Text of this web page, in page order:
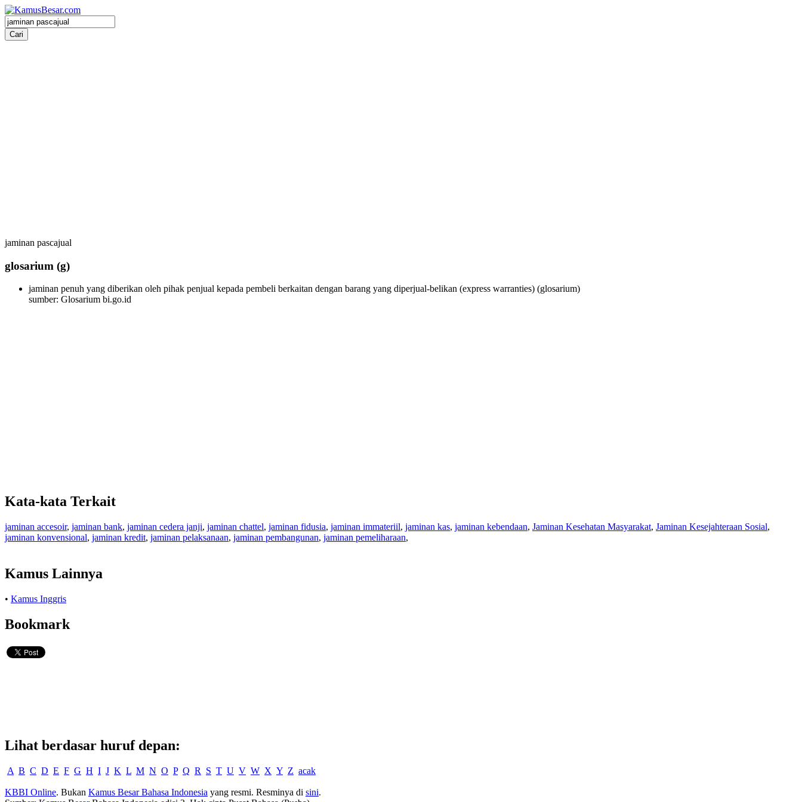
jaminan pascajual
glosarium (g)
jaminan penuh yang diberikan oleh pihak penjual kepada pembeli berkaitan dengan barang yang diperjual-belikan (express warranties) (glosarium)
sumber: Glosarium bi.go.id
Kata-kata Terkait
jaminan accesoir, jaminan bank, jaminan cedera janji, jaminan chattel, jaminan fidusia, jaminan immateriil, jaminan kas, jaminan kebendaan, Jaminan Kesehatan Masyarakat, Jaminan Kesejahteraan Sosial,
jaminan konvensional, jaminan kredit, jaminan pelaksanaan, jaminan pembangunan, jaminan pemeliharaan,
Kamus Lainnya
• Kamus Inggris
Bookmark
Lihat berdasar huruf depan:
A B C D E F G H I J K L M N O P Q R S T U V W X Y Z acak
KBBI Online. Bukan Kamus Besar Bahasa Indonesia yang resmi. Resminya di sini.